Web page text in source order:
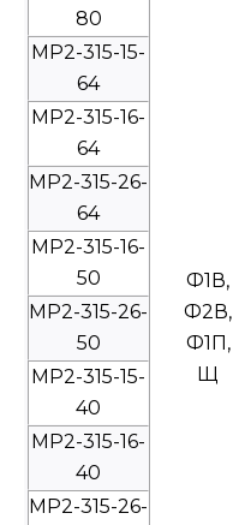
Ф1В,
Ф2В,
Ф1П,
Щ
80
МР2-315-15-
64
МР2-315-16-
64
МР2-315-26-
64
МР2-315-16-
50
МР2-315-26-
50
МР2-315-15-
40
МР2-315-16-
40
МР2-315-26-